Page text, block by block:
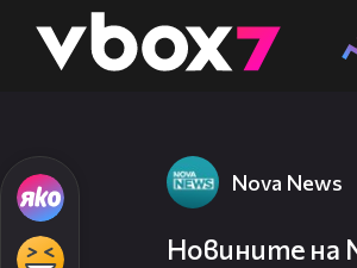
👾
Nova News
Новините на